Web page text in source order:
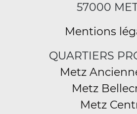
57000
Mentions
QUARTIERS
Metz
Metz
Metz